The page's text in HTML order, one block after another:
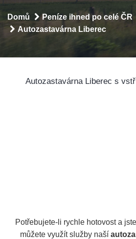
Domů
Peníze ihned po celé ČR
Autozastavárna Liberec
Autozastavárna Liberec s
Potřebujete-li rychle hotovost a
můžete využít služby naší